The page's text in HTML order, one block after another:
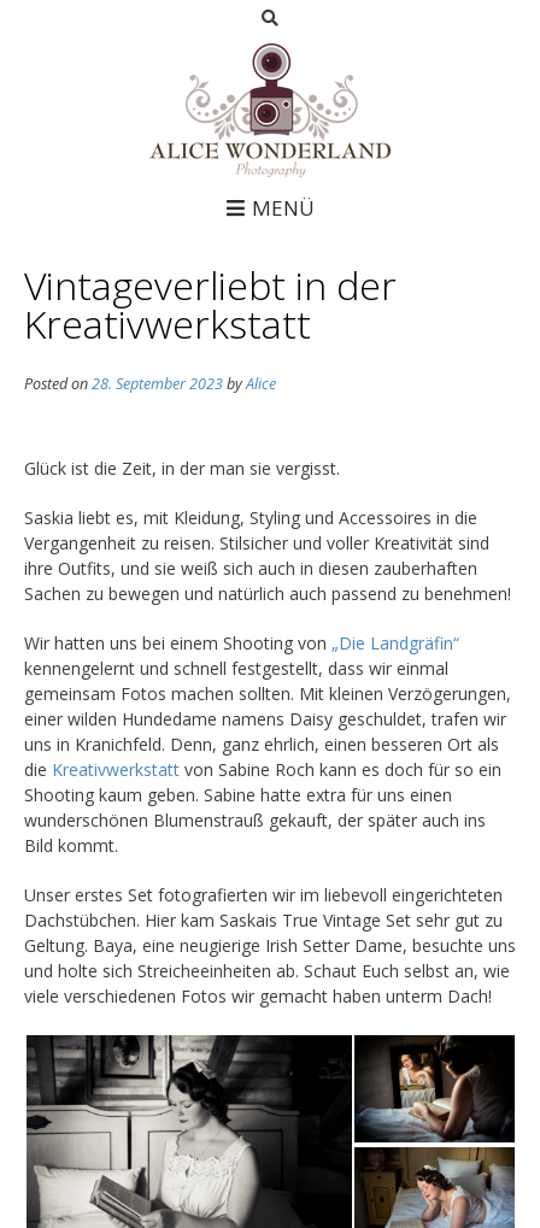
MENÜ
Vintageverliebt in der
Kreativwerkstatt
Posted on28. September 2023byAlice
Glück ist die Zeit, in der man sie vergisst.
Saskia liebt es, mit Kleidung, Styling und Accessoires in die
Vergangenheit zu reisen. Stilsicher und voller Kreativität sind
ihre Outfits, und sie weiß sich auch in diesen zauberhaften
Sachen zu bewegen und natürlich auch passend zu benehmen!
Wir hatten uns bei einem Shooting von „Die Landgräfin“
kennengelernt und schnell festgestellt, dass wir einmal
gemeinsam Fotos machen sollten. Mit kleinen Verzögerungen,
einer wilden Hundedame namens Daisy geschuldet, trafen wir
uns in Kranichfeld. Denn, ganz ehrlich, einen besseren Ort als
die Kreativwerkstatt von Sabine Roch kann es doch für so ein
Shooting kaum geben. Sabine hatte extra für uns einen
wunderschönen Blumenstrauß gekauft, der später auch ins
Bild kommt.
Unser erstes Set fotografierten wir im liebevoll eingerichteten
Dachstübchen. Hier kam Saskais True Vintage Set sehr gut zu
Geltung. Baya, eine neugierige Irish Setter Dame, besuchte uns
und holte sich Streicheeinheiten ab. Schaut Euch selbst an, wie
viele verschiedenen Fotos wir gemacht haben unterm Dach!